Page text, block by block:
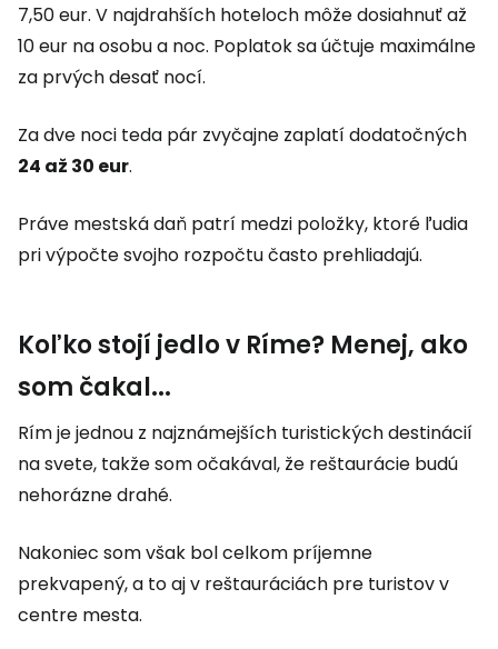
7,50 eur. V najdrahších hoteloch môže dosiahnuť až
10 eur na osobu a noc. Poplatok sa účtuje maximálne
za prvých desať nocí.
Za dve noci teda pár zvyčajne zaplatí dodatočných
24 až 30 eur.
Práve mestská daň patrí medzi položky, ktoré ľudia
pri výpočte svojho rozpočtu často prehliadajú.
Koľko stojí jedlo v Ríme? Menej, ako
som čakal...
Rím je jednou z najznámejších turistických destinácií
na svete, takže som očakával, že reštaurácie budú
nehorázne drahé.
Nakoniec som však bol celkom príjemne
prekvapený, a to aj v reštauráciách pre turistov v
centre mesta.